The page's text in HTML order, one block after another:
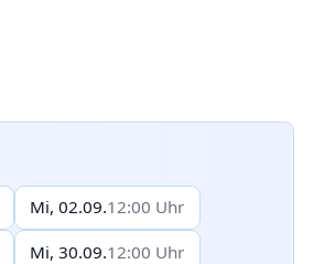
Mi, 02.09.12:00 Uhr
Mi, 30.09.12:00 Uhr